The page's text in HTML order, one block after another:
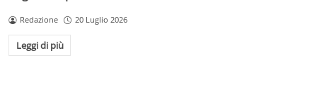
Redazione 20 Luglio 2026
Leggi di più